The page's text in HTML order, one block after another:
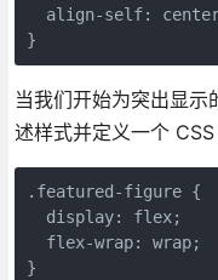
align-self:
}
当我们开始为突出显示
述样式并定义一个
.featured-figure {
  display: flex;
  flex-wrap: wrap;
}